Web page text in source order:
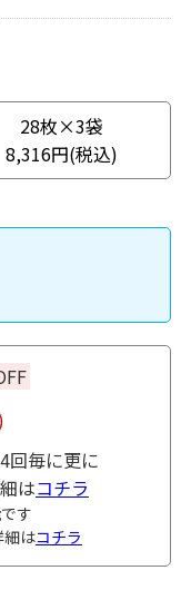
28枚×3袋
8,316円(税込)
回毎に更に
はコチラ
す
はコチラ